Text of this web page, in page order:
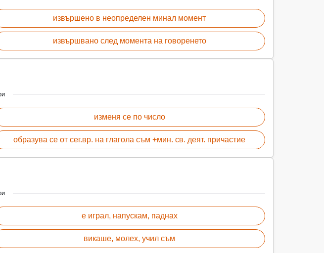
извършено в неопределен минал момент
извършвано след момента на говоренето
изменя се по число
образува се от сег.вр. на глагола съм +мин. св. деят. причастие
е играл, напускам, паднах
викаше, молех, учил съм